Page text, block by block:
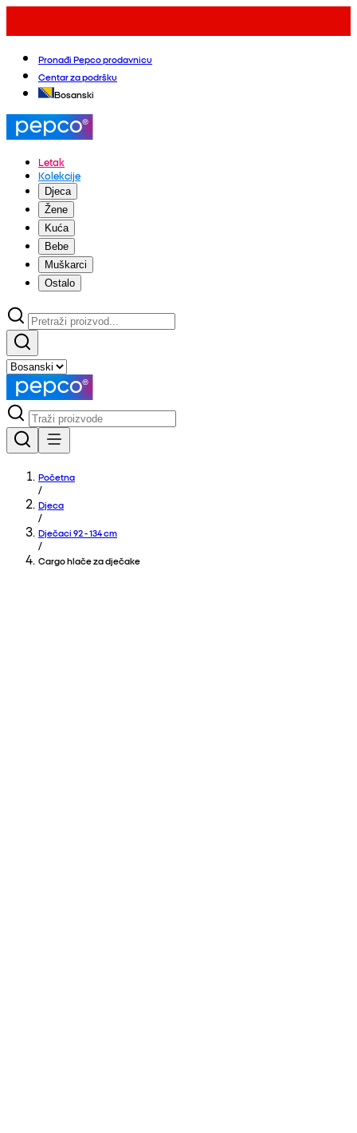
Pronađi Pepco prodavnicu
Centar za podršku
Bosanski
Letak
Kolekcije
Djeca
Žene
Kuća
Bebe
Muškarci
Ostalo
Početna
/
Djeca
/
Dječaci 92 - 134 cm
/
Cargo hlače za dječake